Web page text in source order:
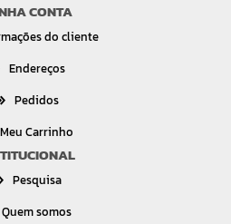
CONTA
do cliente
Endereços
Pedidos
Meu Carrinho
Pesquisa
Quem somos